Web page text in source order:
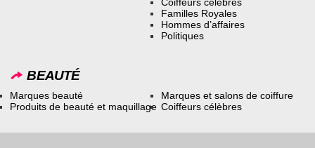
Familles Royales
Hommes d’affaires
Politiques
BEAUTÉ
Marques beauté
Produits de beauté et maquillage
Marques et salons de coiffure
Coiffeurs célèbres